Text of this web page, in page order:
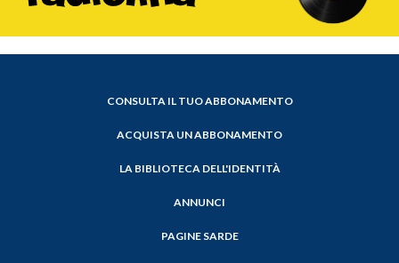
CONSULTA IL TUO ABBONAMENTO
ACQUISTA UN ABBONAMENTO
LA BIBLIOTECA DELL'IDENTITÀ
ANNUNCI
PAGINE SARDE